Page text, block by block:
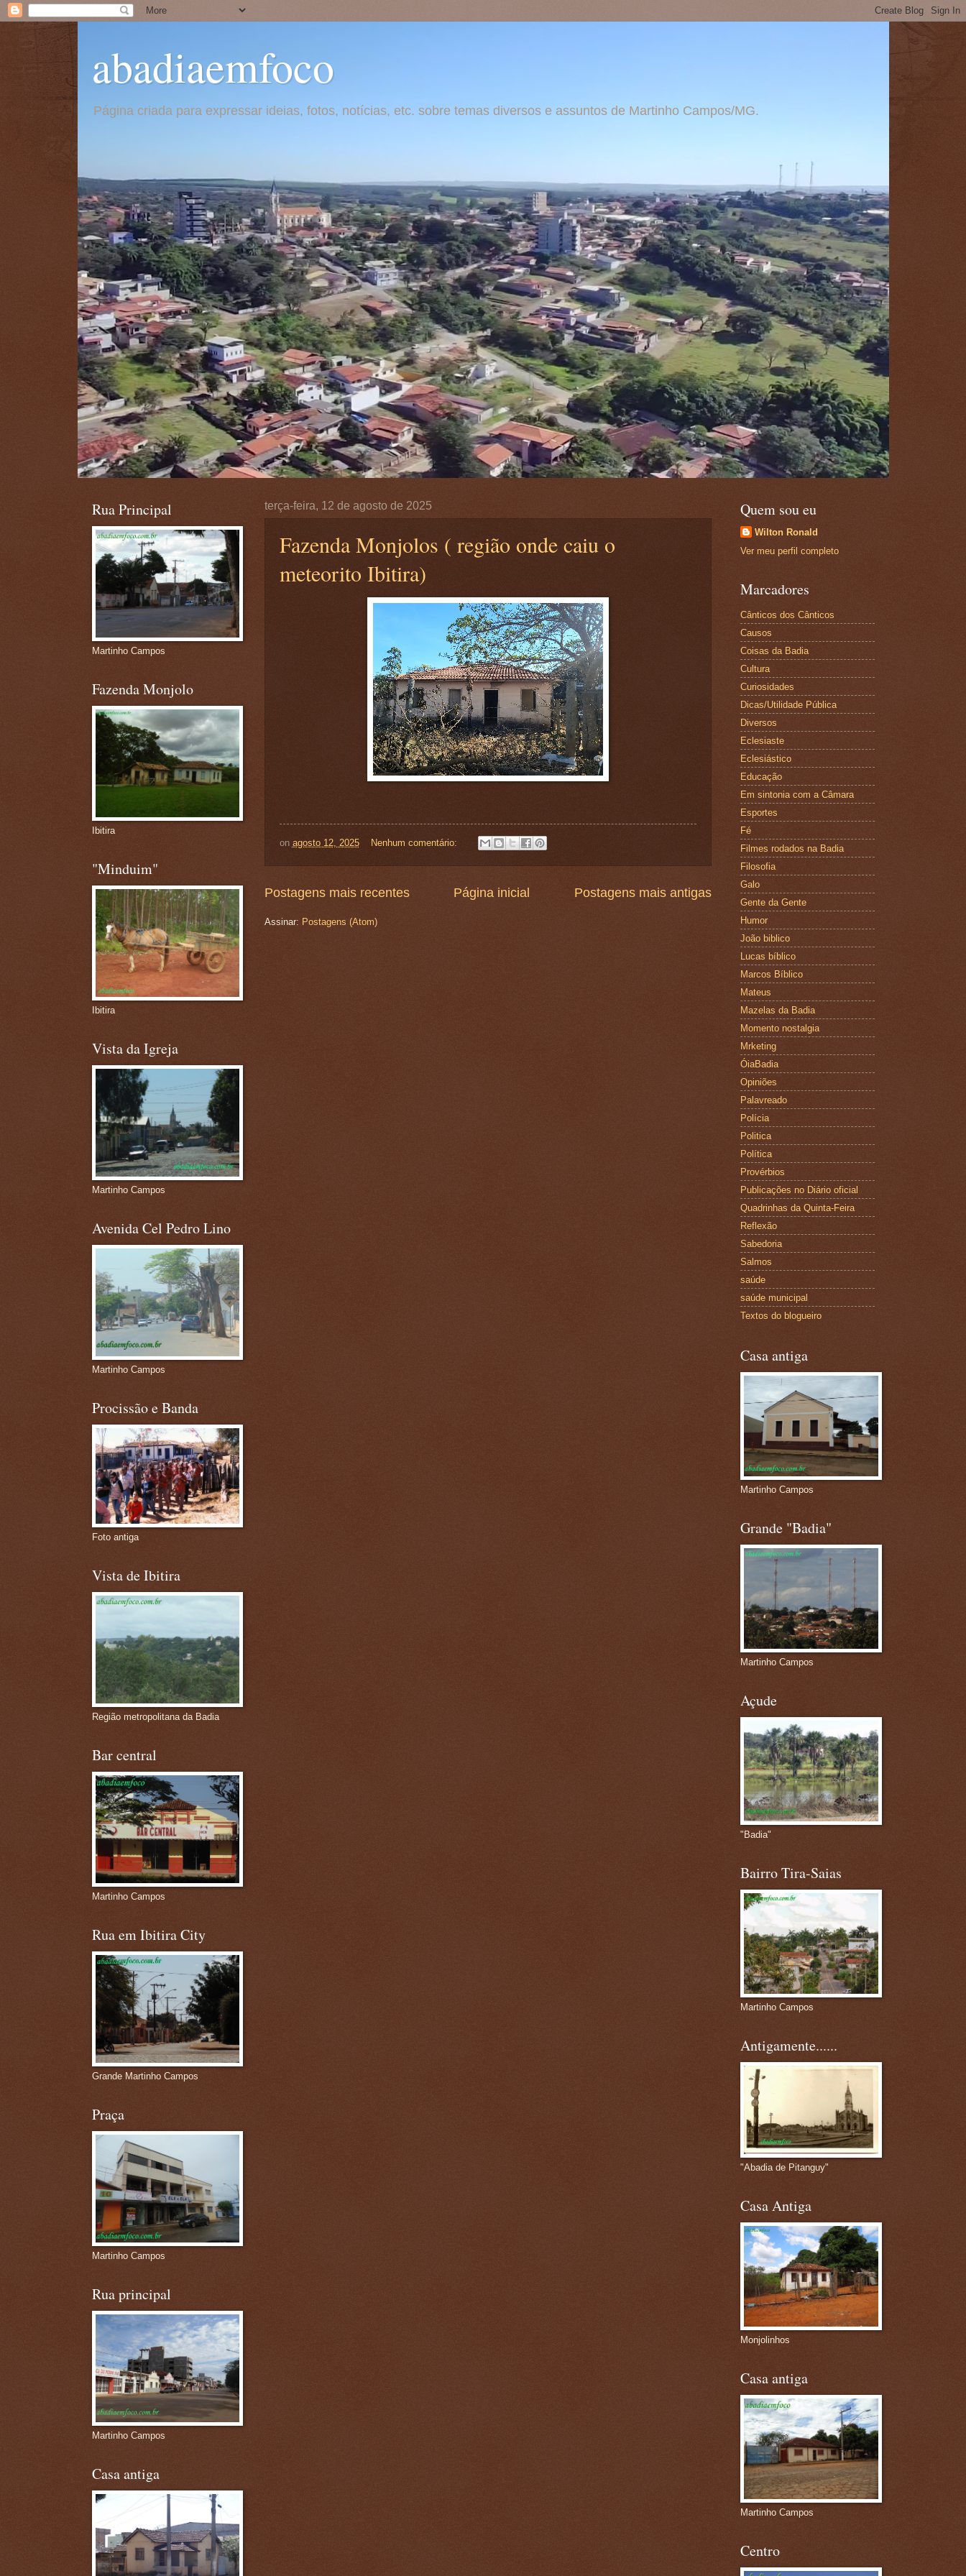
abadiaemfoco
Página criada para expressar ideias, fotos, notícias, etc. sobre temas diversos e assuntos de Martinho Campos/MG.
terça-feira, 12 de agosto de 2025
Fazenda Monjolos ( região onde caiu o
meteorito Ibitira)
on agosto 12, 2025 Nenhum comentário:
Postagens mais recentes Postagens mais antigas
Página inicial
Assinar: Postagens (Atom)
Rua Principal
Martinho Campos
Fazenda Monjolo
Ibitira
"Minduim"
Ibitira
Vista da Igreja
Martinho Campos
Avenida Cel Pedro Lino
Martinho Campos
Procissão e Banda
Foto antiga
Vista de Ibitira
Região metropolitana da Badia
Bar central
Martinho Campos
Rua em Ibitira City
Grande Martinho Campos
Praça
Martinho Campos
Rua principal
Martinho Campos
Casa antiga
Quem sou eu
Wilton Ronald
Ver meu perfil completo
Marcadores
Cânticos dos Cânticos
Causos
Coisas da Badia
Cultura
Curiosidades
Dicas/Utilidade Pública
Diversos
Eclesiaste
Eclesiástico
Educação
Em sintonia com a Câmara
Esportes
Fé
Filmes rodados na Badia
Filosofia
Galo
Gente da Gente
Humor
João biblico
Lucas bíblico
Marcos Bíblico
Mateus
Mazelas da Badia
Momento nostalgia
Mrketing
ÓiaBadia
Opiniões
Palavreado
Polícia
Politica
Política
Provérbios
Publicações no Diário oficial
Quadrinhas da Quinta-Feira
Reflexão
Sabedoria
Salmos
saúde
saúde municipal
Textos do blogueiro
Casa antiga
Martinho Campos
Grande "Badia"
Martinho Campos
Açude
"Badia"
Bairro Tira-Saias
Martinho Campos
Antigamente......
"Abadia de Pitanguy"
Casa Antiga
Monjolinhos
Casa antiga
Martinho Campos
Centro